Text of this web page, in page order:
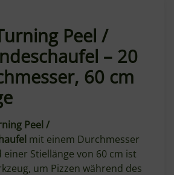
Peel /
– 20
60 cm
Peel /
mit einem Durchmesser
einer Stiellänge von 60 cm ist
um Pizzen während des